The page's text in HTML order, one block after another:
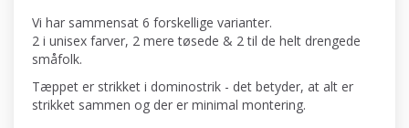
Vi har sammensat 6 forskellige varianter.
2 i unisex farver, 2 mere tøsede & 2 til de helt drengede
småfolk.
Tæppet er strikket i dominostrik - det betyder, at alt er
strikket sammen og der er minimal montering.